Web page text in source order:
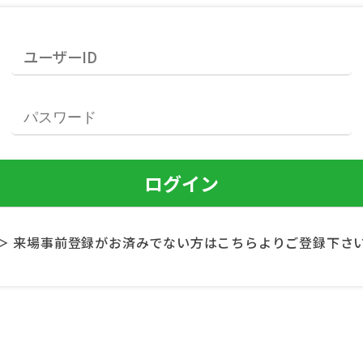
来場事前登録がお済みでない方はこちらよりご登録下さ